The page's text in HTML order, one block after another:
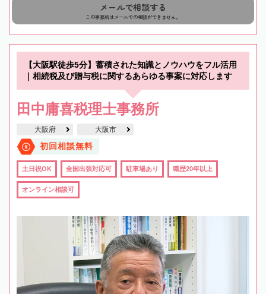
メールで相談する
この事務所はメールでの相談ができません。
【大阪駅徒歩5分】蓄積された知識とノウハウをフル活用
｜相続税及び贈与税に関するあらゆる事案に対応します
田中庸喜税理士事務所
大阪府 大阪市
初回相談無料
土日祝OK 全国出張対応可 駐車場あり 職歴20年以上
オンライン相談可